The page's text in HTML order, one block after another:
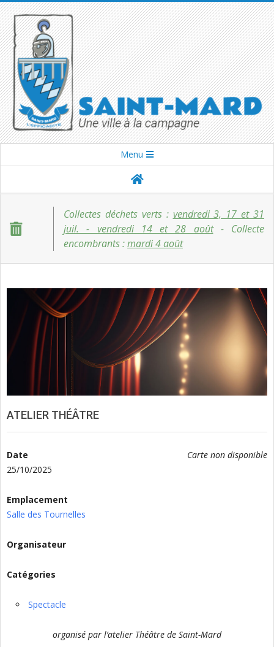
Skip
to
content
SAINT-
Menu
Collectes déchets verts : vendredi 3, 17 et 31
juil. - vendredi 14 et 28 août- Collecte
encombrants :mardi 4 août
ATELIER THÉÂTRE
Carte non disponible
Date
25/10/2025
Emplacement
Salle des Tournelles
Organisateur
Catégories
Spectacle
organisé par l’atelier Théâtre de Saint-Mard